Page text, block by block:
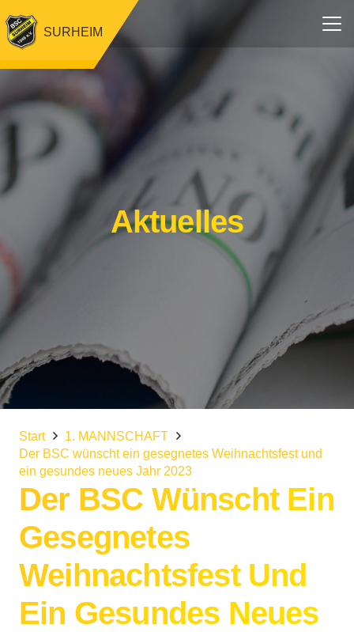
SURHEIM
Aktuelles
Start
1. MANNSCHAFT
Der BSC wünscht ein gesegnetes Weihnachtsfest und
ein gesundes neues Jahr 2023
Der BSC Wünscht Ein
Gesegnetes
Weihnachtsfest Und
Ein Gesundes Neues